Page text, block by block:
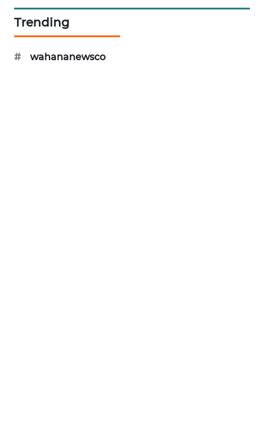
Trending
# wahananewsco
SIBARAGAS
NEWS
METRO